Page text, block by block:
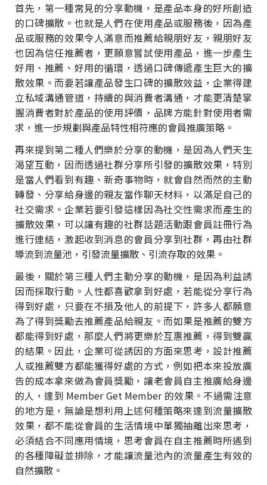
首先，第一種常見的分享動機，是產品本身的好所創造
的口碑擴散。也就是人們在使用產品或服務後，因為產
品或服務的效果令人滿意而推薦給親朋好友，親朋好友
也因為信任推薦者，更願意嘗試使用產品，進一步產生
好用、推薦、好用的循環，透過口碑傳遞產生巨大的擴
散效果。而要若讓產品發生口碑的擴散效益，企業得建
立私域溝通管道，持續的與消費者溝通，才能更清楚掌
握消費者對於產品的使用評價，品牌方能針對使用者需
求，進一步規劃與產品特性相符應的會員推廣策略。
再來提到第二種人們樂於分享的動機，是因為人們天生
渴望互動，因而透過社群分享所引發的擴散效果，特別
是當人們看到有趣、新奇事物時，就會自然而然的主動
轉發、分享給身邊的親友當作聊天材料，以滿足自己的
社交需求。企業若要引發這樣因為社交性需求而產生的
擴散效果，可以讓有趣的社群話題活動跟會員註冊行為
進行連結，激起收到消息的會員分享到社群，再由社群
導流到流量池，引發流量擴散、引流存取的效果。
最後，關於第三種人們主動分享的動機，是因為利益誘
因而採取行動。人性都喜歡拿到好處，若能從分享行為
得到好處，只要在不損及他人的前提下，許多人都願意
為了得到獎勵去推薦產品給親友。而如果是推薦的雙方
都能得到好處，那麼人們將更樂於互惠推薦，得到雙贏
的結果。因此，企業可從誘因的方面來思考，設計推薦
人或推薦雙方都能獲得好處的方式，例如把本來投放廣
告的成本拿來做為會員獎勵，讓老會員自主推廣給身邊
的人，達到 Member Get Member 的效果。不過需注意
的地方是，無論是想利用上述何種策略來達到流量擴散
效果，都不能從會員的生活情境中單獨抽離出來思考，
必須結合不同應用情境，思考會員在自主推薦時所遇到
的各種障礙並排除，才能讓流量池內的流量產生有效的
自然擴散。